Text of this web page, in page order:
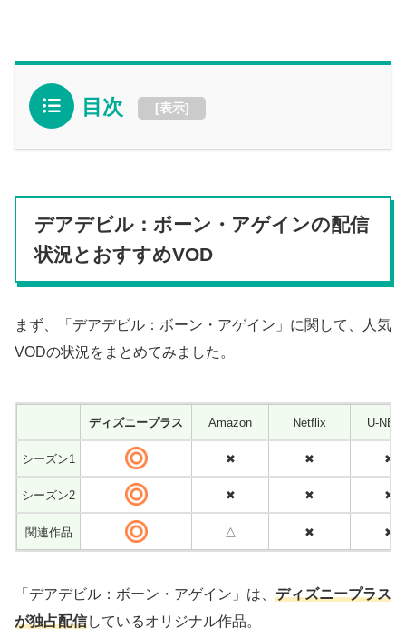
目次 [表示]
デアデビル：ボーン・アゲインの配信
状況とおすすめVOD
まず、「デアデビル：ボーン・アゲイン」に関して、人気
VODの状況をまとめてみました。
ディズニープラス Amazon Netflix U-
シーズン1 ✖ ✖ ✖
シーズン2 ✖ ✖ ✖
関連作品 △ ✖ ✖
「デアデビル：ボーン・アゲイン」は、 ディズニープラス
が独占配信しているオリジナル作品。